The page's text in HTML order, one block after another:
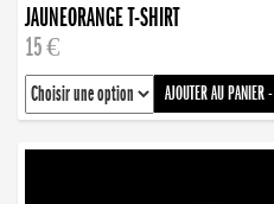
JAUNEORANGE T-SHIRT
15 €
AJOUTER AU PANIER-